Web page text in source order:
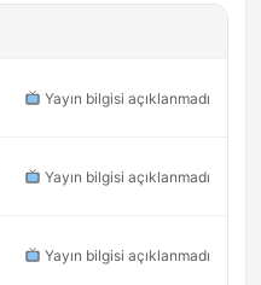
Yayın bilgisi açıklanmadı
Yayın bilgisi açıklanmadı
Yayın bilgisi açıklanmadı